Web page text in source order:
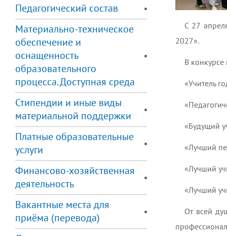
Педагогический состав
Материально-техническое
обеспечение и
оснащенность
образовательного
процесса. Доступная среда
Стипендии и иные виды
материальной поддержки
Платные образовательные
услуги
Финансово-хозяйственная
деятельность
Вакантные места для
приёма (перевода)
С 27
2027».
В
«Учитель
«Будущий
«Лучший
«Лучший
«Лучший
От всей